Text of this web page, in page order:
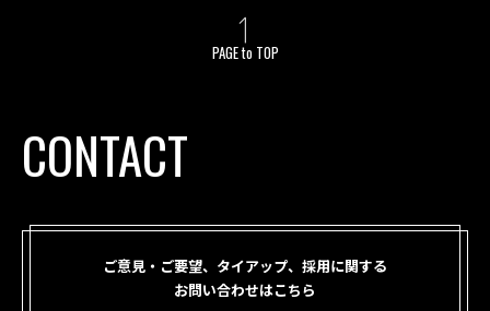
PAGE to TOP
CONTACT
ご意見・ご要望、タイアップ、採用に関する
お問い合わせはこちら